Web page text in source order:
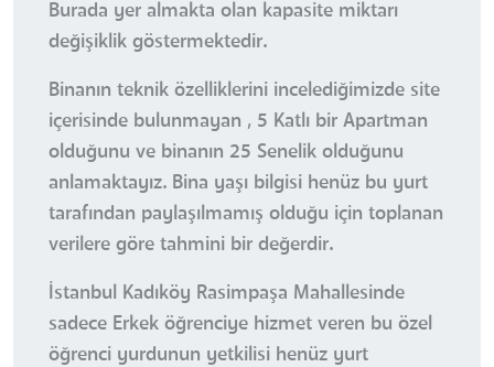
Burada yer almakta olan kapasite miktarı
değişiklik göstermektedir.
Binanın teknik özelliklerini incelediğimizde site
içerisinde bulunmayan , 5 Katlı bir Apartman
olduğunu ve binanın 25 Senelik olduğunu
anlamaktayız. Bina yaşı bilgisi henüz bu yurt
tarafından paylaşılmamış olduğu için toplanan
verilere göre tahmini bir değerdir.
İstanbul Kadıköy Rasimpaşa Mahallesinde
sadece Erkek öğrenciye hizmet veren bu özel
öğrenci yurdunun yetkilisi henüz yurt